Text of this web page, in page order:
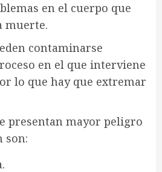
en el cuerpo que
muerte.
contaminarse
en el que interviene
lo que hay que extremar
presentan mayor peligro
son: